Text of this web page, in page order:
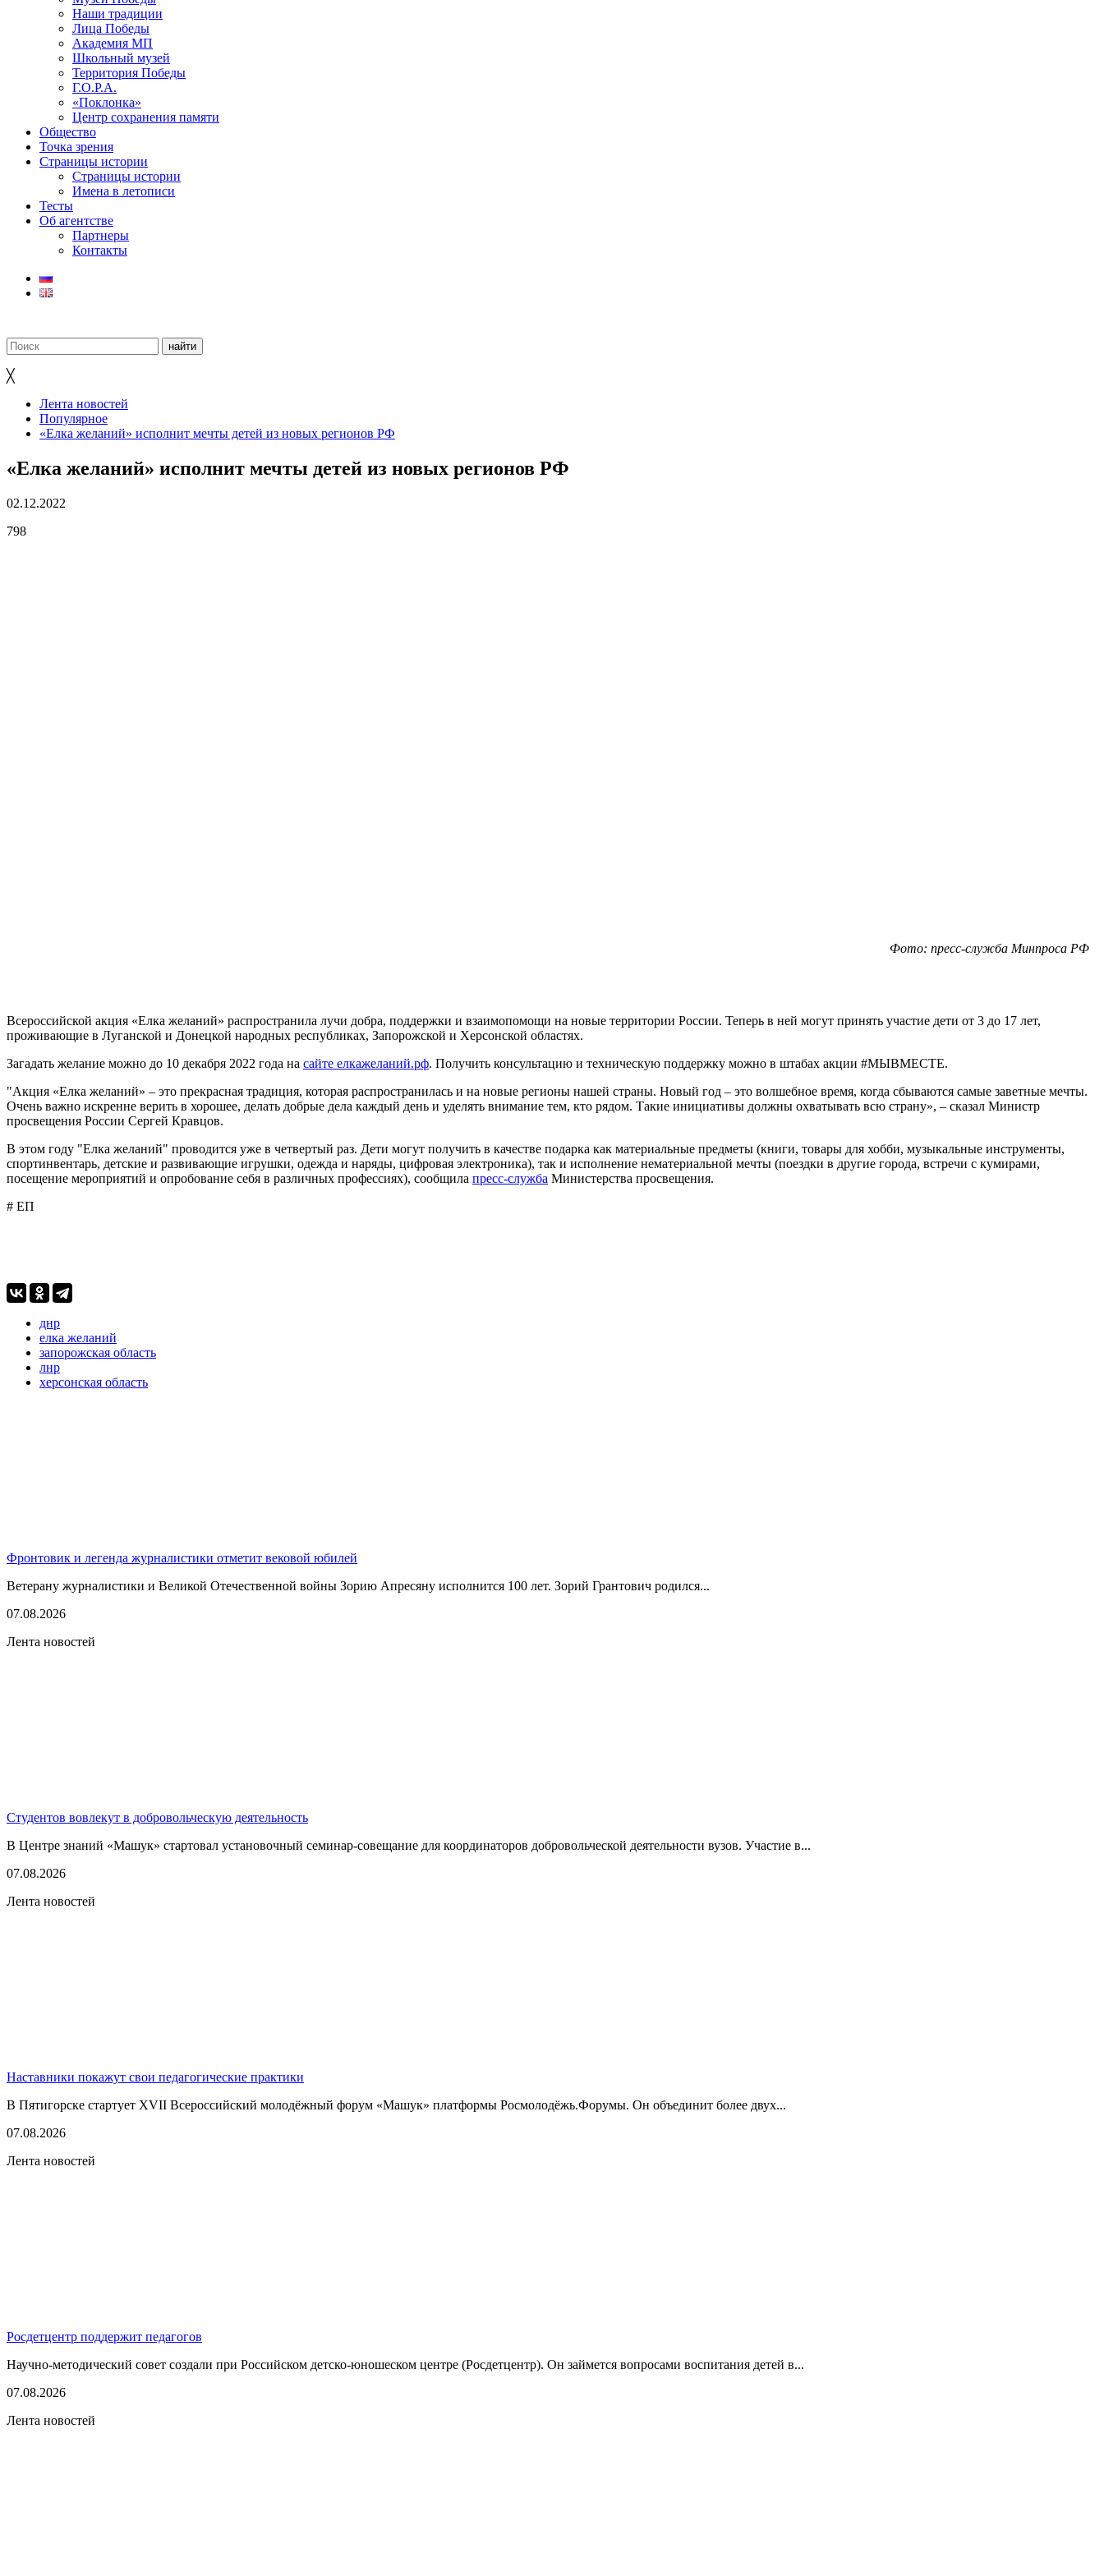
Наши традиции
Лица Победы
Академия МП
Школьный музей
Территория Победы
Г.О.Р.А.
«Поклонка»
Центр сохранения памяти
Общество
Точка зрения
Страницы истории
Страницы истории
Имена в летописи
Тесты
Об агентстве
Партнеры
Контакты
╳
Лента новостей
Популярное
«Елка желаний» исполнит мечты детей из новых регионов РФ
«Елка желаний» исполнит мечты детей из новых регионов РФ
02.12.2022
798
Фото: пресс-служба Минпроса РФ
Всероссийской акция «Елка желаний» распространила лучи добра, поддержки и взаимопомощи на новые территории России. Теперь в ней могут принять участие дети от 3 до 17 лет,
проживающие в Луганской и Донецкой народных республиках, Запорожской и Херсонской областях.
Загадать желание можно до 10 декабря 2022 года на сайте елкажеланий.рф. Получить консультацию и техническую поддержку можно в штабах акции #МЫВМЕСТЕ.
"Акция «Елка желаний» – это прекрасная традиция, которая распространилась и на новые регионы нашей страны. Новый год – это волшебное время, когда сбываются самые заветные мечты.
Очень важно искренне верить в хорошее, делать добрые дела каждый день и уделять внимание тем, кто рядом. Такие инициативы должны охватывать всю страну», – сказал Министр
просвещения России Сергей Кравцов.
В этом году "Елка желаний" проводится уже в четвертый раз. Дети могут получить в качестве подарка как материальные предметы (книги, товары для хобби, музыкальные инструменты,
спортинвентарь, детские и развивающие игрушки, одежда и наряды, цифровая электроника), так и исполнение нематериальной мечты (поездки в другие города, встречи с кумирами,
посещение мероприятий и опробование себя в различных профессиях), сообщила пресс-служба Министерства просвещения.
# ЕП
днр
елка желаний
запорожская область
лнр
херсонская область
Фронтовик и легенда журналистики отметит вековой юбилей
Ветерану журналистики и Великой Отечественной войны Зорию Апресяну исполнится 100 лет. Зорий Грантович родился...
07.08.2026
Лента новостей
Студентов вовлекут в добровольческую деятельность
В Центре знаний «Машук» стартовал установочный семинар-совещание для координаторов добровольческой деятельности вузов. Участие в...
07.08.2026
Лента новостей
Наставники покажут свои педагогические практики
В Пятигорске стартует XVII Всероссийский молодёжный форум «Машук» платформы Росмолодёжь.Форумы. Он объединит более двух...
07.08.2026
Лента новостей
Росдетцентр поддержит педагогов
Научно-методический совет создали при Российском детско-юношеском центре (Росдетцентр). Он займется вопросами воспитания детей в...
07.08.2026
Лента новостей